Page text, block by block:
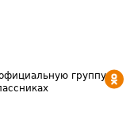
группу